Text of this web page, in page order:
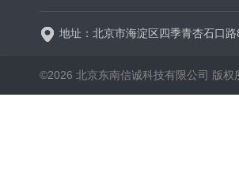
©2026 北京东南信诚科技有限公司 版